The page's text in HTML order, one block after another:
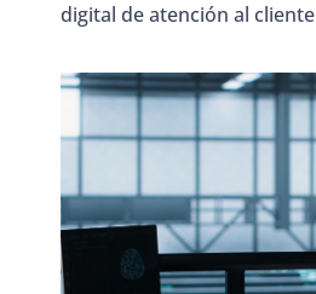
digital de atención al